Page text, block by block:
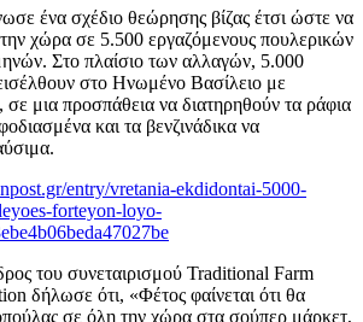
ένα σχέδιο θεώρησης βίζας έτσι ώστε να
χώρα σε 5.500 εργαζόμενους πουλερικών
Στο πλαίσιο των αλλαγών, 5.000
στο Ηνωμένο Βασίλειο με
σε μια προσπάθεια να διατηρηθούν τα ράφια
και τα βενζινάδικα να
entry/vretania-ekdidontai-5000-
forteyon-loyo-
του συνεταιρισμού Traditional Farm
δήλωσε ότι, «Φέτος φαίνεται ότι θα
σε όλη την χώρα στα σούπερ μάρκετ,